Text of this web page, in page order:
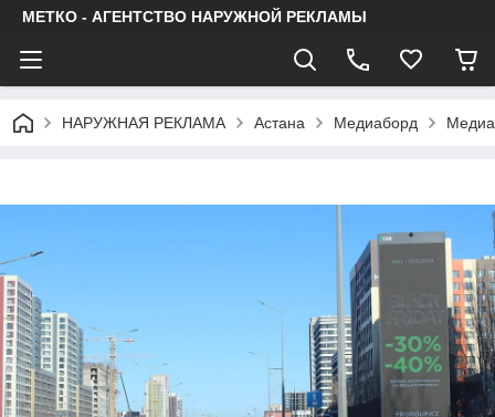
МЕТКО - АГЕНТСТВО НАРУЖНОЙ РЕКЛАМЫ
НАРУЖНАЯ РЕКЛАМА Астана Медиаборд